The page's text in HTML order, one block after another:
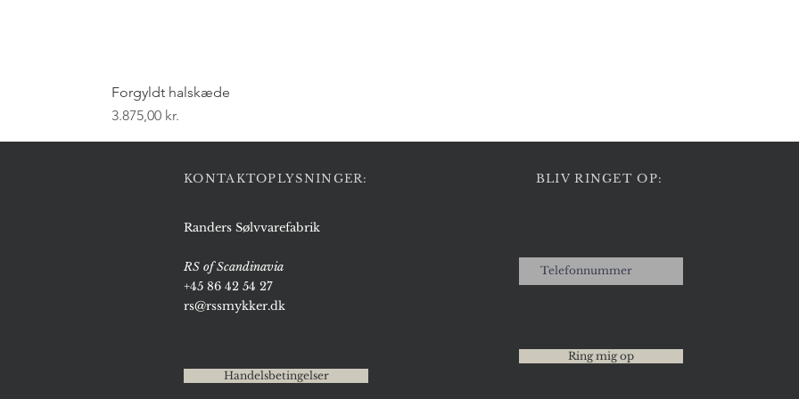
Forgyldt halskæde
Pris
3.875,00 kr.
KONTAKTOPLYSNINGER: BLIV RINGET OP:
Randers Sølvvarefabrik
RS of Scandinavia
+45 86 42 54 27
rs@rssmykker.dk
Handelsbetingelser
Ring mig op